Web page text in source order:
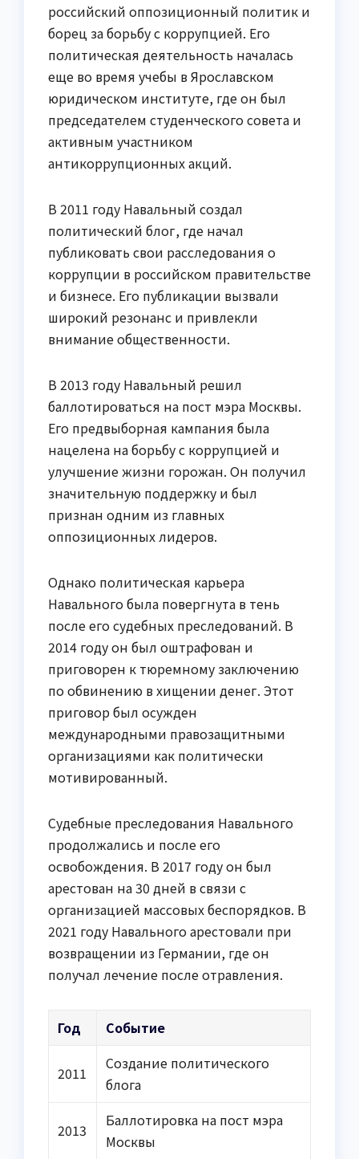
российский оппозиционный политик и
борец за борьбу с коррупцией. Его
политическая деятельность началась
еще во время учебы в Ярославском
юридическом институте, где он был
председателем студенческого совета и
активным участником
антикоррупционных акций.
В 2011 году Навальный создал
политический блог, где начал
публиковать свои расследования о
коррупции в российском правительстве
и бизнесе. Его публикации вызвали
широкий резонанс и привлекли
внимание общественности.
В 2013 году Навальный решил
баллотироваться на пост мэра Москвы.
Его предвыборная кампания была
нацелена на борьбу с коррупцией и
улучшение жизни горожан. Он получил
значительную поддержку и был
признан одним из главных
оппозиционных лидеров.
Однако политическая карьера
Навального была повергнута в тень
после его судебных преследований. В
2014 году он был оштрафован и
приговорен к тюремному заключению
по обвинению в хищении денег. Этот
приговор был осужден
международными правозащитными
организациями как политически
мотивированный.
Судебные преследования Навального
продолжались и после его
освобождения. В 2017 году он был
арестован на 30 дней в связи с
организацией массовых беспорядков. В
2021 году Навального арестовали при
возвращении из Германии, где он
получал лечение после отравления.
Год Событие
2011
Создание политического
блога
2013
Баллотировка на пост мэра
Москвы